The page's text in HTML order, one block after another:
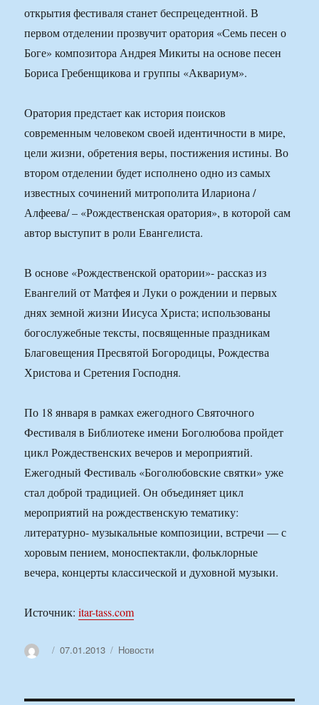
открытия фестиваля станет беспрецедентной. В
первом отделении прозвучит оратория «Семь песен о
Боге» композитора Андрея Микиты на основе песен
Бориса Гребенщикова и группы «Аквариум».
Оратория предстает как история поисков
современным человеком своей идентичности в мире,
цели жизни, обретения веры, постижения истины. Во
втором отделении будет исполнено одно из самых
известных сочинений митрополита Илариона /
Алфеева/ – «Рождественская оратория», в которой сам
автор выступит в роли Евангелиста.
В основе «Рождественской оратории»- рассказ из
Евангелий от Матфея и Луки о рождении и первых
днях земной жизни Иисуса Христа; использованы
богослужебные тексты, посвященные праздникам
Благовещения Пресвятой Богородицы, Рождества
Христова и Сретения Господня.
По 18 января в рамках ежегодного Святочного
Фестиваля в Библиотеке имени Боголюбова пройдет
цикл Рождественских вечеров и мероприятий.
Ежегодный Фестиваль «Боголюбовские святки» уже
стал доброй традицией. Он объединяет цикл
мероприятий на рождественскую тематику:
литературно- музыкальные композиции, встречи — с
хоровым пением, моноспектакли, фольклорные
вечера, концерты классической и духовной музыки.
Источник:itar-tass.com
АвторОпубликовано
07.01.2013 Рубрики
Новости